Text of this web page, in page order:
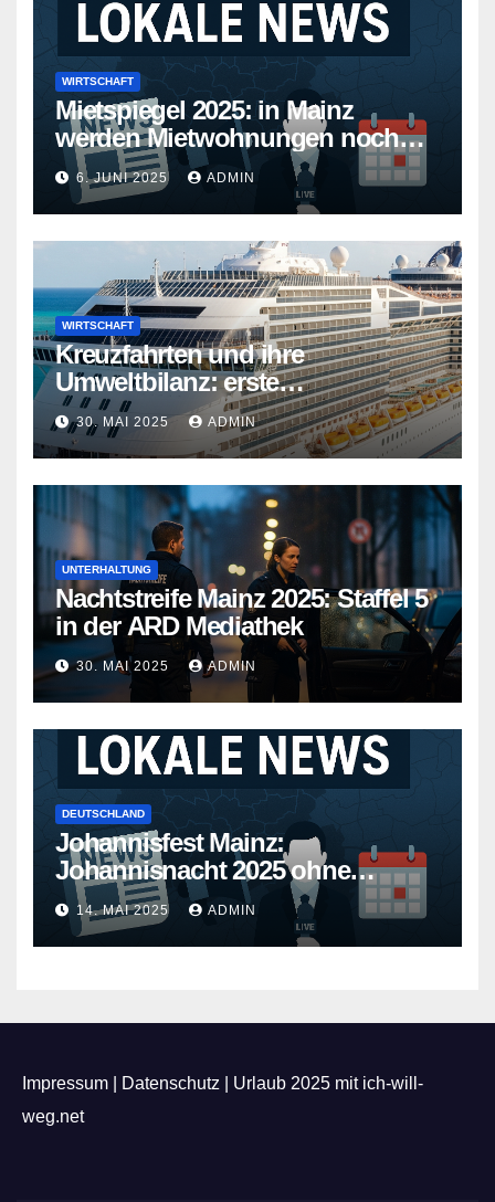
WIRTSCHAFT
Mietspiegel 2025: in Mainz
werden Mietwohnungen noch
teurer
6. JUNI 2025 ADMIN
WIRTSCHAFT
Kreuzfahrten und ihre
Umweltbilanz: erste
Kreuzfahrtschiffe gehen neue
Wege
30. MAI 2025 ADMIN
UNTERHALTUNG
Nachtstreife Mainz 2025: Staffel 5
in der ARD Mediathek
30. MAI 2025 ADMIN
DEUTSCHLAND
Johannisfest Mainz:
Johannisnacht 2025 ohne
Feuerwerk
14. MAI 2025 ADMIN
Impressum Datenschutz
Urlaub 2025 mit ich-will-
weg.net